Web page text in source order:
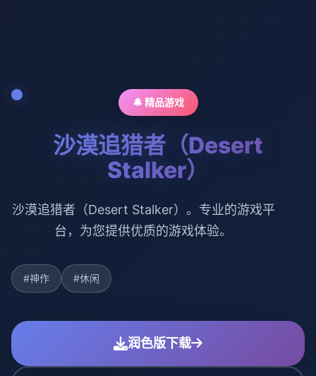
🔔 精品游戏
沙漠追猎者（Desert
Stalker）
沙漠追猎者（Desert Stalker）。专业的游戏平
台，为您提供优质的游戏体验。
#神作 #休闲
润色版下载